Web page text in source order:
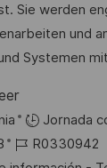
e
o
Sie werden
und
Systemen
Jornada
I
R0330942